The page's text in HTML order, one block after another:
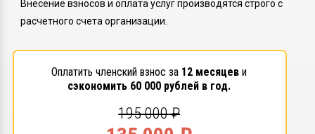
Внесение взносов и оплата услуг производятся строго с
расчетного счета организации.
Оплатить членский взнос за 12 месяцеви
сэкономить 60 000 рублей в год.
195 000₽